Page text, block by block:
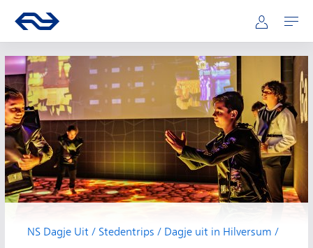
Hoofdnavigatie
Ga naar de homepage van ns.nl Mijn NS
Openen
NS Dagje Uit Stedentrips Dagje uit in Hilversum